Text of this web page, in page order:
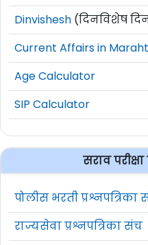
Dinvishesh (दिनविशेष
Current Affairs in
Age Calculator
SIP Calculator
सराव
पोलीस भरती प्रश्नपत्रिका
राज्यसेवा प्रश्नपत्रिका संच